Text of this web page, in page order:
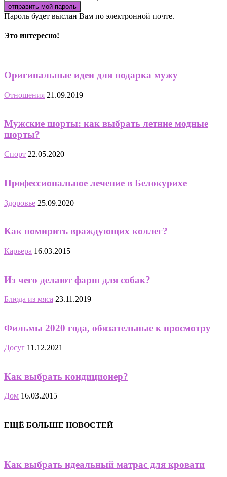
Пароль будет выслан Вам по электронной почте.
Это интересно!
Оригинальные идеи для подарка мужу
Отношения 21.09.2019
Мужские шорты: как выбрать летние модные
шорты?
Спорт 22.05.2020
Профессиональное лечение в Белокурихе
Здоровье 25.09.2020
Как помирить враждующих коллег?
Карьера 16.03.2015
Из чего делают фарш для собак?
Блюда из мяса 23.11.2019
Фильмы 2020 года, обязательные к просмотру
Досуг 11.12.2021
Как выбрать кондиционер?
Дом 16.03.2015
ЕЩЁ БОЛЬШЕ НОВОСТЕЙ
Как выбрать идеальный матрас для кровати